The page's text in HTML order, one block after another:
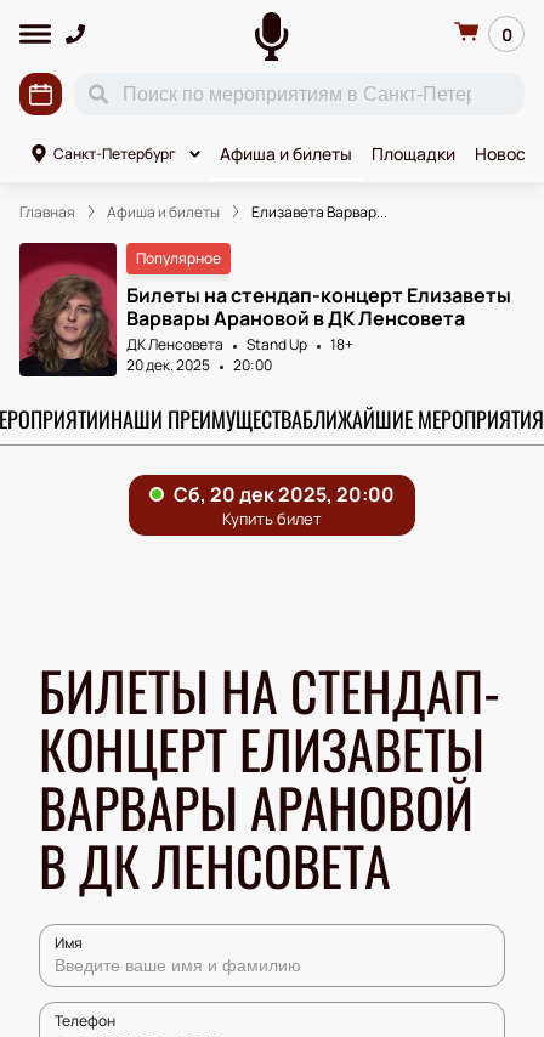
0
Санкт-Петербург Афиша и билеты Площадки Новости
Главная Афиша и билеты Елизавета Варвар...
Популярное
Билеты на стендап-концерт Елизаветы
Варвары Арановой в ДК Ленсовета
ДК Ленсовета Stand Up
18+
20 дек. 2025
20:00
НАШИ ПРЕИМУЩЕСТВАБЛИЖАЙШИЕ МЕРОПРИЯТИЯ
БИЛЕТЫ НА СТЕНДАП-
КОНЦЕРТ ЕЛИЗАВЕТЫ
ВАРВАРЫ АРАНОВОЙ
В ДК ЛЕНСОВЕТА
Имя
Телефон